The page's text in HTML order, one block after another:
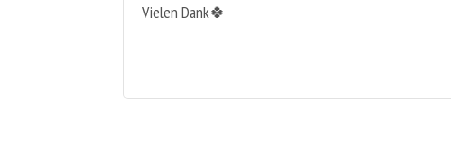
Vielen Dank🍀